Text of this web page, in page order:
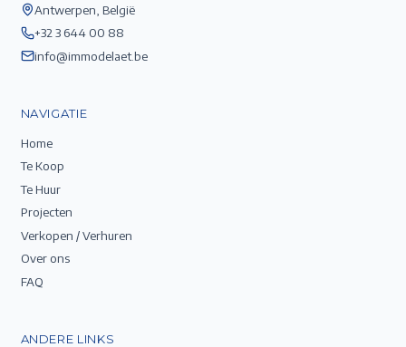
Antwerpen, België
+32 3 644 00 88
info@immodelaet.be
NAVIGATIE
Home
Te Koop
Te Huur
Projecten
Verkopen / Verhuren
Over ons
FAQ
ANDERE LINKS